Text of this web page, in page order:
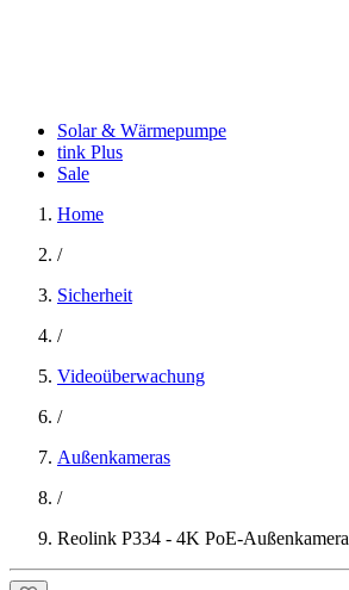
Solar & Wärmepumpe
tink Plus
Sale
Home
/
Sicherheit
/
Videoüberwachung
/
Außenkameras
/
Reolink P334 - 4K PoE-Außenkamera